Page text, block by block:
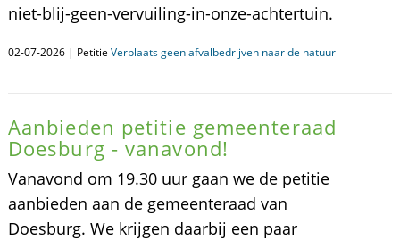
niet-blij-geen-vervuiling-in-onze-achtertuin.
02-07-2026 | Petitie Verplaats geen afvalbedrijven naar de natuur
Aanbieden petitie gemeenteraad
Doesburg - vanavond!
Vanavond om 19.30 uur gaan we de petitie
aanbieden aan de gemeenteraad van
Doesburg. We krijgen daarbij een paar